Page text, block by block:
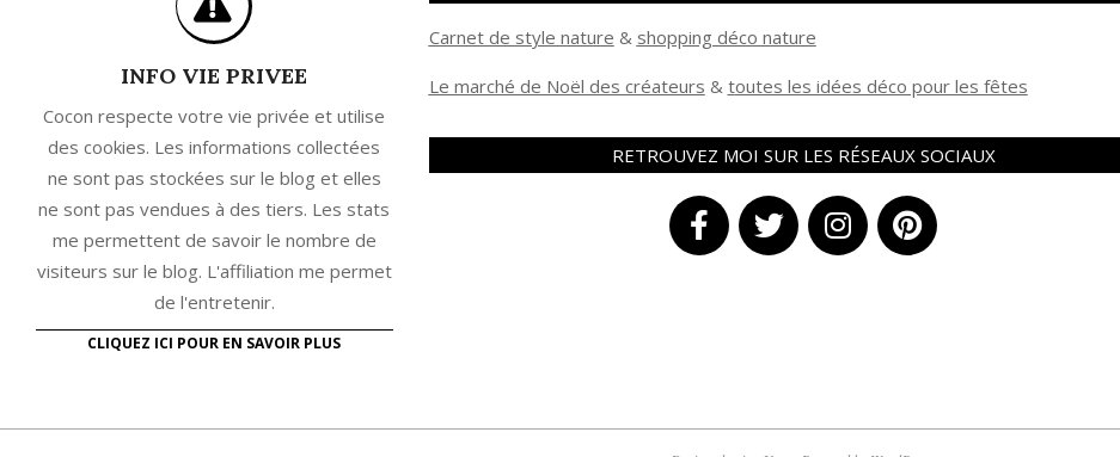
INFO VIE PRIVEE
Cocon respecte votre vie privée et utilise
des cookies. Les informations collectées
ne sont pas stockées sur le blog et elles
ne sont pas vendues à des tiers. Les stats
me permettent de savoir le nombre de
visiteurs sur le blog. L'affiliation me permet
de l'entretenir.
CLIQUEZ ICI POUR EN SAVOIR PLUS
Carnet de style nature & shopping déco nature
Le marché de Noël des créateurs & toutes les idées déco pour les fêtes
RETROUVEZ MOI SUR LES RÉSEAUX SOCIAUX